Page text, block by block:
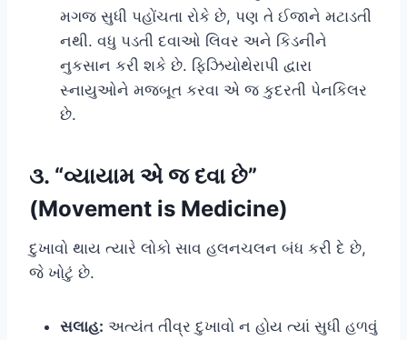
મગજ સુધી પહોંચતા રોકે છે, પણ તે ઈજાને મટાડતી
નથી. વધુ પડતી દવાઓ લિવર અને કિડનીને
નુકસાન કરી શકે છે. ફિઝિયોથેરાપી દ્વારા
સ્નાયુઓને મજબૂત કરવા એ જ કુદરતી પેનકિલર
છે.
૩. “વ્યાયામ એ જ દવા છે”
(Movement is Medicine)
દુખાવો થાય ત્યારે લોકો સાવ હલનચલન બંધ કરી દે છે,
જે ખોટું છે.
સલાહ: અત્યંત તીવ્ર દુખાવો ન હોય ત્યાં સુધી હળવું